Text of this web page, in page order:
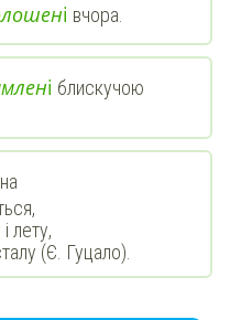
лошені вчора.
млені блискучою
лету,
(Є. Гуцало).